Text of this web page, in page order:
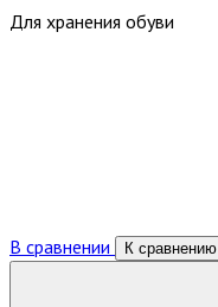
Для хранения обуви
В сравнении К сравнению